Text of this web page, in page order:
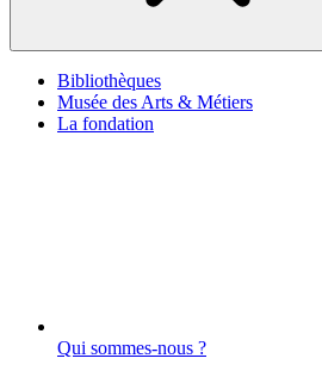
Bibliothèques
Musée des Arts & Métiers
La fondation
Qui sommes-nous ?